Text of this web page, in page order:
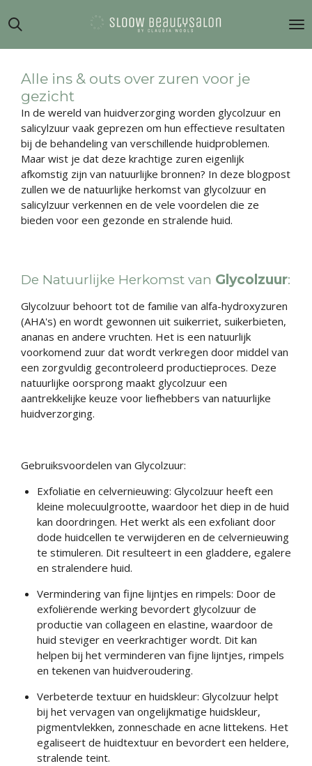
direct
hoofdinhoud
Alle ins & outs over zuren voor je
gezicht
In de wereld van huidverzorging worden glycolzuur en
salicylzuur vaak geprezen om hun effectieve resultaten
bij de behandeling van verschillende huidproblemen.
Maar wist je dat deze krachtige zuren eigenlijk
afkomstig zijn van natuurlijke bronnen? In deze blogpost
zullen we de natuurlijke herkomst van glycolzuur en
salicylzuur verkennen en de vele voordelen die ze
bieden voor een gezonde en stralende huid.
De Natuurlijke Herkomst van Glycolzuur:
Glycolzuur behoort tot de familie van alfa-hydroxyzuren
(AHA's) en wordt gewonnen uit suikerriet, suikerbieten,
ananas en andere vruchten. Het is een natuurlijk
voorkomend zuur dat wordt verkregen door middel van
een zorgvuldig gecontroleerd productieproces. Deze
natuurlijke oorsprong maakt glycolzuur een
aantrekkelijke keuze voor liefhebbers van natuurlijke
huidverzorging.
Gebruiksvoordelen van Glycolzuur:
Exfoliatie en celvernieuwing: Glycolzuur heeft een
kleine molecuulgrootte, waardoor het diep in de huid
kan doordringen. Het werkt als een exfoliant door
dode huidcellen te verwijderen en de celvernieuwing
te stimuleren. Dit resulteert in een gladdere, egalere
en stralendere huid.
Vermindering van fijne lijntjes en rimpels: Door de
exfoliërende werking bevordert glycolzuur de
productie van collageen en elastine, waardoor de
huid steviger en veerkrachtiger wordt. Dit kan
helpen bij het verminderen van fijne lijntjes, rimpels
en tekenen van huidveroudering.
Verbeterde textuur en huidskleur: Glycolzuur helpt
bij het vervagen van ongelijkmatige huidskleur,
pigmentvlekken, zonneschade en acne littekens. Het
egaliseert de huidtextuur en bevordert een heldere,
stralende teint.